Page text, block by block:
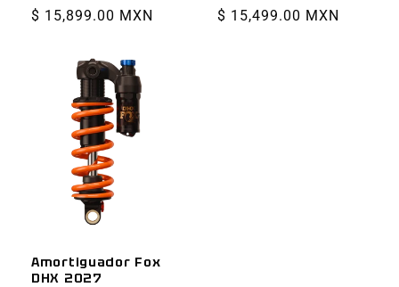
Precio
$ 15,899.00 MXN
Precio
$ 15,499.00 MXN
Amortiguador Fox
DHX 2027